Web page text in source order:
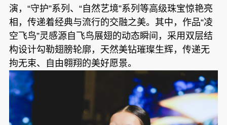
演，“守护”系列、“自然艺境”系列等高级珠宝惊艳亮
相，传递着经典与流行的交融之美。其中，作品“凌
空飞鸟”灵感源自飞鸟展翅的动态瞬间，采用双层结
构设计勾勒翅膀轮廓，天然美钻璀璨生辉，传递无
拘无束、自由翱翔的美好愿景。